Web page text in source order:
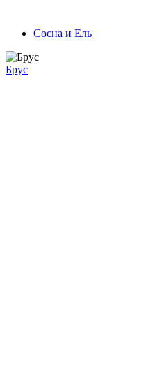
Сосна и Ель
Брус